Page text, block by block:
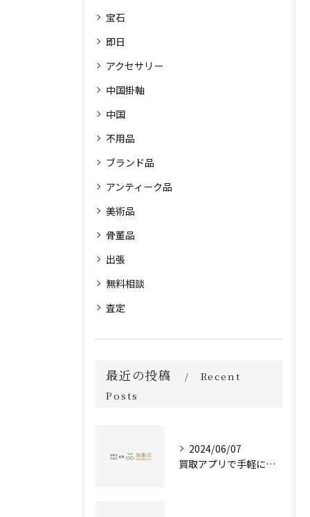
宝石
即日
アクセサリー
中国掛軸
中国
不用品
ブランド品
アンティーク品
美術品
骨董品
出張
無料相談
査定
最近の投稿
Recent
Posts
2024/06/07
買取アプリで手軽に現金化！あなたの不要品が宝物に変わる方法とは？